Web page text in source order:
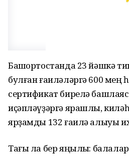
Башҡортостанда 23 йәшкә
булған ғаиләләргә 600 мең
сертификат бирелә
иҫәпләүҙәргә ярашлы,
ярҙамды 132 ғаилә алыуы
Тағы ла бер яңылыҡ: балалар